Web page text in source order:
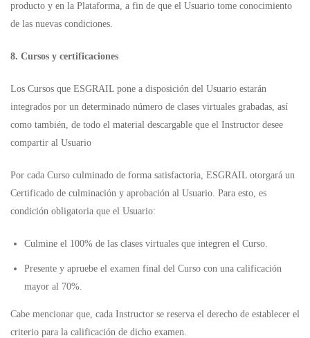
producto y en la Plataforma, a fin de que el Usuario tome conocimiento
de las nuevas condiciones.
8. Cursos y certificaciones
Los Cursos que ESGRAIL pone a disposición del Usuario estarán
integrados por un determinado número de clases virtuales grabadas, así
como también, de todo el material descargable que el Instructor desee
compartir al Usuario
Por cada Curso culminado de forma satisfactoria, ESGRAIL otorgará un
Certificado de culminación y aprobación al Usuario. Para esto, es
condición obligatoria que el Usuario:
Culmine el 100% de las clases virtuales que integren el Curso.
Presente y apruebe el examen final del Curso con una calificación
mayor al 70%.
Cabe mencionar que, cada Instructor se reserva el derecho de establecer el
criterio para la calificación de dicho examen.